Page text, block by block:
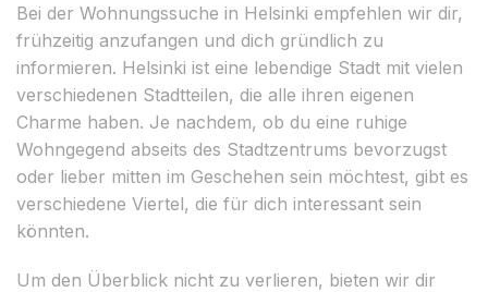
Bei der Wohnungssuche in Helsinki empfehlen wir dir,
frühzeitig anzufangen und dich gründlich zu
informieren. Helsinki ist eine lebendige Stadt mit vielen
verschiedenen Stadtteilen, die alle ihren eigenen
Charme haben. Je nachdem, ob du eine ruhige
Wohngegend abseits des Stadtzentrums bevorzugst
oder lieber mitten im Geschehen sein möchtest, gibt es
verschiedene Viertel, die für dich interessant sein
könnten.
Um den Überblick nicht zu verlieren, bieten wir dir